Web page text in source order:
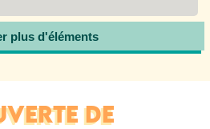
plus d'éléments
DE